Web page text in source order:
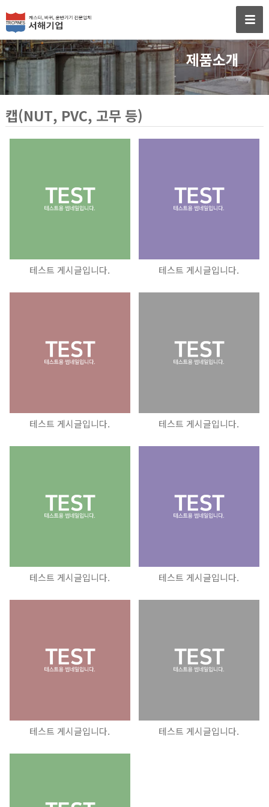
제품소개
캡(NUT, PVC, 고무 등)
테스트 게시글입니다. 테스트 게시글입니다.
테스트 게시글입니다. 테스트 게시글입니다.
테스트 게시글입니다. 테스트 게시글입니다.
테스트 게시글입니다. 테스트 게시글입니다.